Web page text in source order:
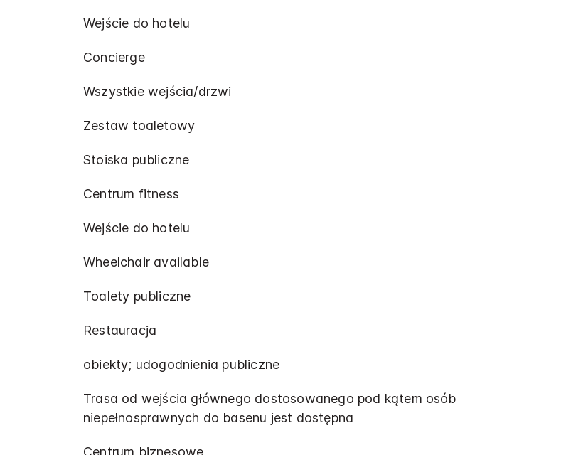
Wejście do hotelu
Concierge
Wszystkie wejścia/drzwi
Zestaw toaletowy
Stoiska publiczne
Centrum fitness
Wejście do hotelu
Wheelchair available
Toalety publiczne
Restauracja
obiekty; udogodnienia publiczne
Trasa od wejścia głównego dostosowanego pod kątem osób
niepełnosprawnych do basenu jest dostępna
Centrum biznesowe